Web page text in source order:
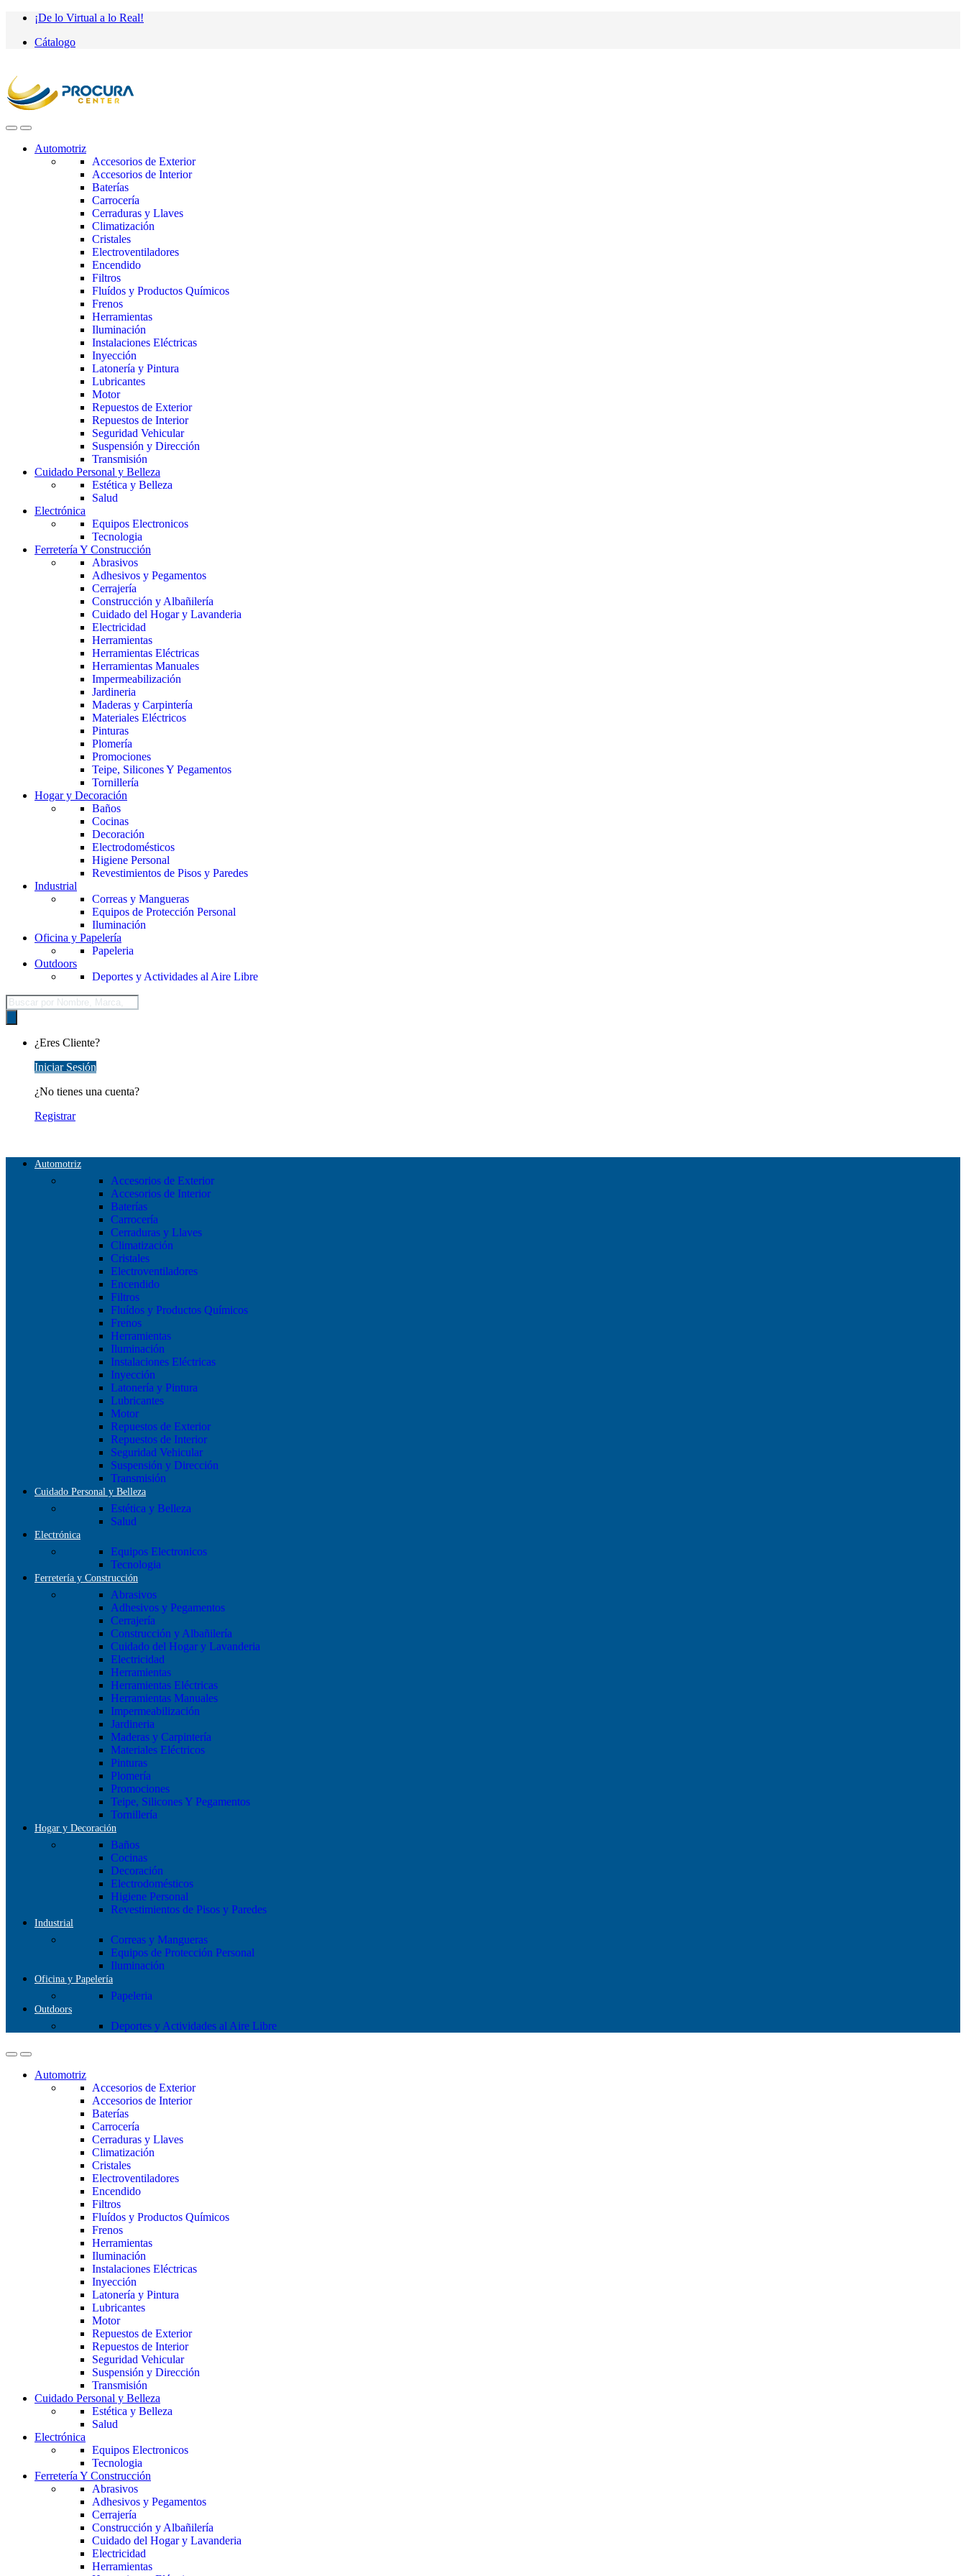
Saltar
navegación
saltar
contenido
¡De lo Virtual a lo Real!
Cátalogo
Automotriz
Accesorios de Exterior
Accesorios de Interior
Baterías
Carrocería
Cerraduras y Llaves
Climatización
Cristales
Electroventiladores
Encendido
Filtros
Fluídos y Productos Químicos
Frenos
Herramientas
Iluminación
Instalaciones Eléctricas
Inyección
Latonería y Pintura
Lubricantes
Motor
Repuestos de Exterior
Repuestos de Interior
Seguridad Vehicular
Suspensión y Dirección
Transmisión
Cuidado Personal y Belleza
Estética y Belleza
Salud
Electrónica
Equipos Electronicos
Tecnologia
Ferretería Y Construcción
Abrasivos
Adhesivos y Pegamentos
Cerrajería
Construcción y Albañilería
Cuidado del Hogar y Lavanderia
Electricidad
Herramientas
Herramientas Eléctricas
Herramientas Manuales
Impermeabilización
Jardineria
Maderas y Carpintería
Materiales Eléctricos
Pinturas
Plomería
Promociones
Teipe, Silicones Y Pegamentos
Tornillería
Hogar y Decoración
Baños
Cocinas
Decoración
Electrodomésticos
Higiene Personal
Revestimientos de Pisos y Paredes
Industrial
Correas y Mangueras
Equipos de Protección Personal
Iluminación
Oficina y Papelería
Papeleria
Outdoors
Deportes y Actividades al Aire Libre
Búsqueda
de
productos
¿Eres Cliente?
Iniciar Sesión
¿No tienes una cuenta?
Registrar
Automotriz
Accesorios de Exterior
Accesorios de Interior
Baterías
Carrocería
Cerraduras y Llaves
Climatización
Cristales
Electroventiladores
Encendido
Filtros
Fluídos y Productos Químicos
Frenos
Herramientas
Iluminación
Instalaciones Eléctricas
Inyección
Latonería y Pintura
Lubricantes
Motor
Repuestos de Exterior
Repuestos de Interior
Seguridad Vehicular
Suspensión y Dirección
Transmisión
Cuidado Personal y Belleza
Estética y Belleza
Salud
Electrónica
Equipos Electronicos
Tecnologia
Ferretería y Construcción
Abrasivos
Adhesivos y Pegamentos
Cerrajería
Construcción y Albañilería
Cuidado del Hogar y Lavanderia
Electricidad
Herramientas
Herramientas Eléctricas
Herramientas Manuales
Impermeabilización
Jardineria
Maderas y Carpintería
Materiales Eléctricos
Pinturas
Plomería
Promociones
Teipe, Silicones Y Pegamentos
Tornillería
Hogar y Decoración
Baños
Cocinas
Decoración
Electrodomésticos
Higiene Personal
Revestimientos de Pisos y Paredes
Industrial
Correas y Mangueras
Equipos de Protección Personal
Iluminación
Oficina y Papelería
Papeleria
Outdoors
Deportes y Actividades al Aire Libre
Automotriz
Accesorios de Exterior
Accesorios de Interior
Baterías
Carrocería
Cerraduras y Llaves
Climatización
Cristales
Electroventiladores
Encendido
Filtros
Fluídos y Productos Químicos
Frenos
Herramientas
Iluminación
Instalaciones Eléctricas
Inyección
Latonería y Pintura
Lubricantes
Motor
Repuestos de Exterior
Repuestos de Interior
Seguridad Vehicular
Suspensión y Dirección
Transmisión
Cuidado Personal y Belleza
Estética y Belleza
Salud
Electrónica
Equipos Electronicos
Tecnologia
Ferretería Y Construcción
Abrasivos
Adhesivos y Pegamentos
Cerrajería
Construcción y Albañilería
Cuidado del Hogar y Lavanderia
Electricidad
Herramientas